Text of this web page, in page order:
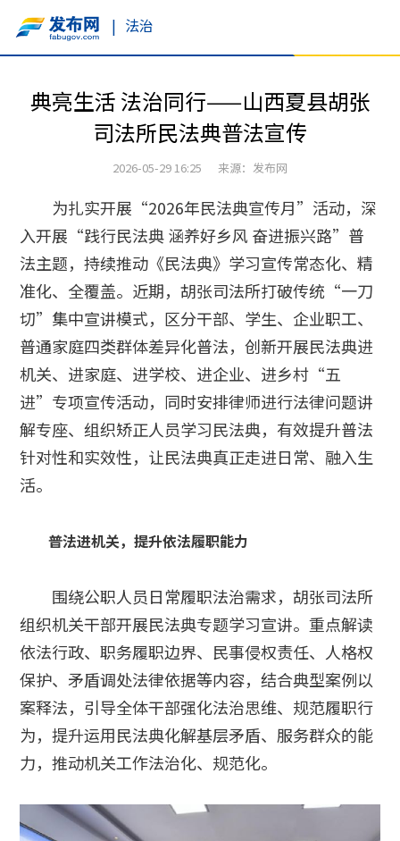
| 法治
典亮生活 法治同行——山西夏县胡张
司法所民法典普法宣传
2026-05-29 16:25 来源：发布网
为扎实开展“2026年民法典宣传月”活动，深
入开展“践行民法典 涵养好乡风 奋进振兴路”普
法主题，持续推动《民法典》学习宣传常态化、精
准化、全覆盖。近期，胡张司法所打破传统“一刀
切”集中宣讲模式，区分干部、学生、企业职工、
普通家庭四类群体差异化普法，创新开展民法典进
机关、进家庭、进学校、进企业、进乡村“五
进”专项宣传活动，同时安排律师进行法律问题讲
解专座、组织矫正人员学习民法典，有效提升普法
针对性和实效性，让民法典真正走进日常、融入生
活。
普法进机关，提升依法履职能力
围绕公职人员日常履职法治需求，胡张司法所
组织机关干部开展民法典专题学习宣讲。重点解读
依法行政、职务履职边界、民事侵权责任、人格权
保护、矛盾调处法律依据等内容，结合典型案例以
案释法，引导全体干部强化法治思维、规范履职行
为，提升运用民法典化解基层矛盾、服务群众的能
力，推动机关工作法治化、规范化。